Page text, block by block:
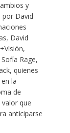
y
por David
David
Rage,
quienes
la
de
que
anticiparse